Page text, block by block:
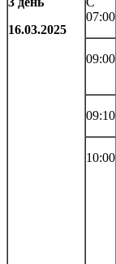
16.03.2025
07:00
09:00
09:10
10:00